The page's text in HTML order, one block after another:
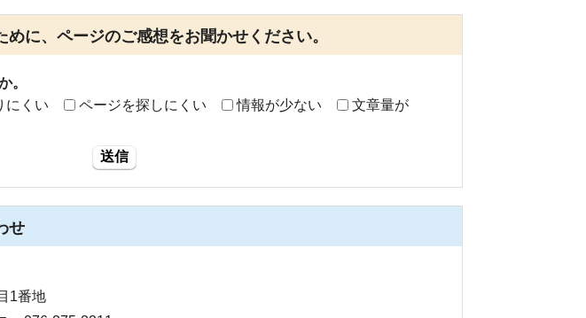
に、ページのご感想をお聞かせください。
。
にくい ページを探しにくい 情報が少ない
文章量が
送信
せ
1番地